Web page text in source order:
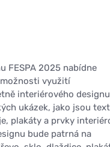
FESPA 2025 nabídne
využití
interiérového
ukázek, jako jsou
plakáty a prvky
bude patrná na